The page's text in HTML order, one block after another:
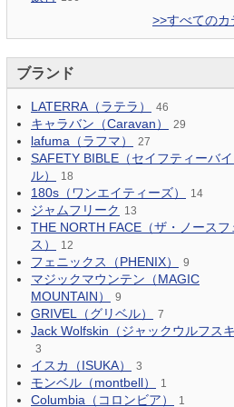
>>すべてのカ
ブランド
LATERRA（ラテラ） 46
キャラバン（Caravan） 29
lafuma（ラフマ） 27
SAFETY BIBLE（セイフティーバ
ル）
18
180s（ワンエイティーズ） 14
ジャムフリーク 13
THE NORTH FACE（ザ・ノースフ
ス）
12
フェニックス（PHENIX） 9
マジックマウンテン（MAGIC
MOUNTAIN）
9
GRIVEL（グリベル） 7
Jack Wolfskin（ジャックウルフス
3
イスカ（ISUKA） 3
モンベル（montbell） 1
Columbia（コロンビア） 1